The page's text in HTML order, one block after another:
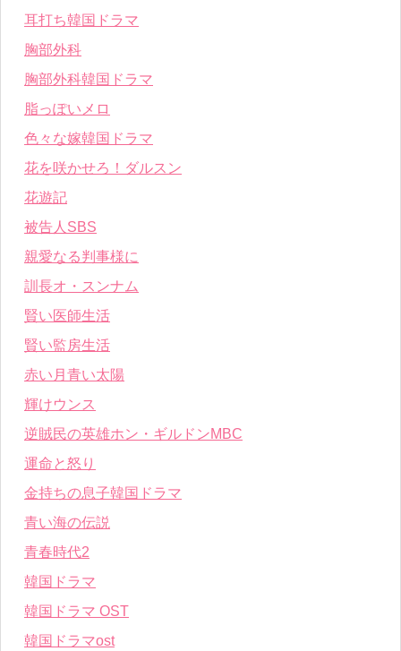
耳打ち韓国ドラマ
胸部外科
胸部外科韓国ドラマ
脂っぽいメロ
色々な嫁韓国ドラマ
花を咲かせろ！ダルスン
花遊記
被告人SBS
親愛なる判事様に
訓長オ・スンナム
賢い医師生活
賢い監房生活
赤い月青い太陽
輝けウンス
逆賊民の英雄ホン・ギルドンMBC
運命と怒り
金持ちの息子韓国ドラマ
青い海の伝説
青春時代2
韓国ドラマ
韓国ドラマ OST
韓国ドラマost